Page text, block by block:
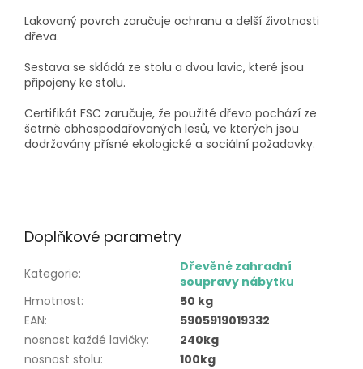
Lakovaný povrch zaručuje ochranu a delší životnosti
dřeva.
Sestava se skládá ze stolu a dvou lavic, které jsou
připojeny ke stolu.
Certifikát FSC zaručuje, že použité dřevo pochází ze
šetrně obhospodařovaných lesů, ve kterých jsou
dodržovány přísné ekologické a sociální požadavky.
Doplňkové parametry
Kategorie:
Dřevěné zahradní
soupravy nábytku
Hmotnost:
50 kg
EAN:
5905919019332
nosnost každé lavičky:
240kg
nosnost stolu:
100kg